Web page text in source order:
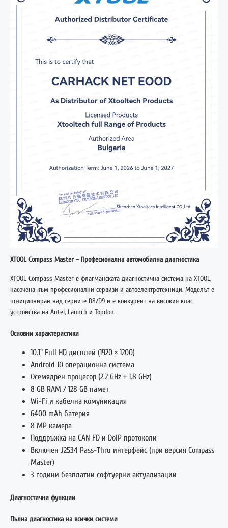
XTOOL Compass Master – Професионална автомобилна диагностика
XTOOL Compass Master е флагманската диагностична система на XTOOL,
насочена към професионални сервизи и автоелектротехници. Моделът е
позициониран над сериите D8/D9 и е конкурент на високия клас
устройства на Autel, Launch и Topdon.
Основни характеристики
10.1" Full HD дисплей (1920 × 1200)
Android 10 операционна система
Осемядрен процесор (2.2 GHz + 1.8 GHz)
8 GB RAM / 128 GB памет
Wi-Fi и кабелна комуникация
6400 mAh батерия
8 MP камера
Поддръжка на CAN FD и DoIP протоколи
Включен J2534 Pass-Thru интерфейс (при версия Compass
Master)
3 години безплатни софтуерни актуализации
Диагностични функции
Пълна диагностика на всички системи